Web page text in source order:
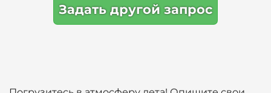
Задать другой запрос